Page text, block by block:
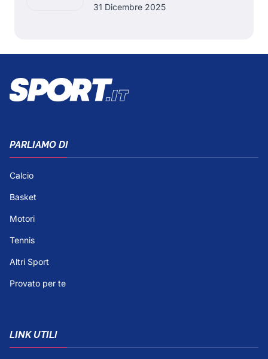
31 Dicembre 2025
PARLIAMO DI
Calcio
Basket
Motori
Tennis
Altri Sport
Provato per te
LINK UTILI